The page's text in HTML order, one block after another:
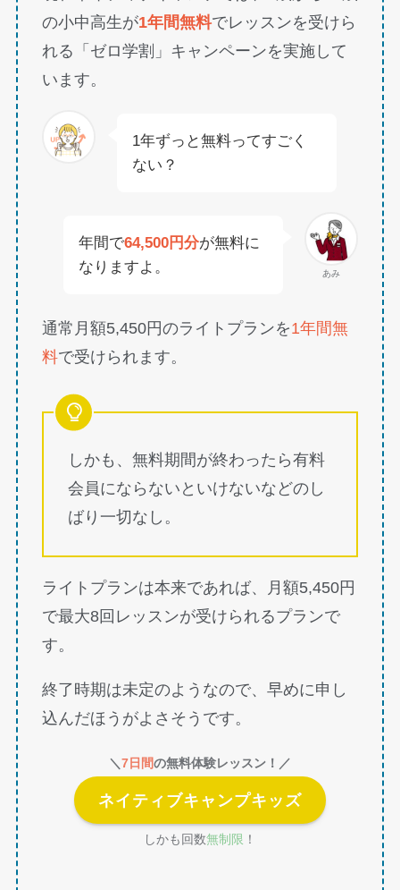
の小中高生が1年間無料でレッスンを受けら
れる「ゼロ学割」キャンペーンを実施して
います。
1年ずっと無料ってすごく
ない？
あみ
年間で64,500円分が無料に
なりますよ。
通常月額5,450円のライトプランを1年間無
料で受けられます。
しかも、無料期間が終わったら有料
会員にならないといけないなどのし
ばり一切なし。
ライトプランは本来であれば、月額5,450円
で最大8回レッスンが受けられるプランで
す。
終了時期は未定のようなので、早めに申し
込んだほうがよさそうです。
＼7日間の無料体験レッスン！／
ネイティブキャンプキッズ
しかも回数無制限 ！